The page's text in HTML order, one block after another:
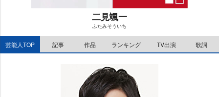
M
u
t
二見颯一
ふたみそういち
芸能人TOP 記事 作品 ランキング TV出演 歌詞